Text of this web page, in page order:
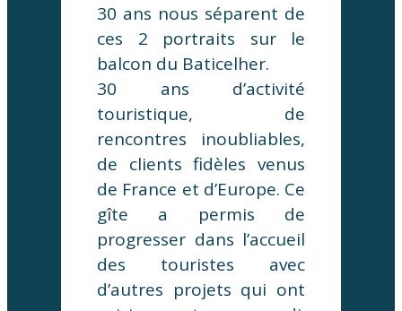
30 ans nous séparent de
ces 2 portraits sur le
balcon du Baticelher.
30 ans d’activité
touristique, de
rencontres inoubliables,
de clients fidèles venus
de France et d’Europe. Ce
gîte a permis de
progresser dans l’accueil
des touristes avec
d’autres projets qui ont